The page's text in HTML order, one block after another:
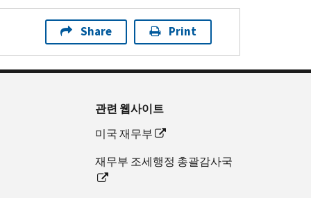
Share Print
관련 웹사이트
미국 재무부
재무부 조세행정 총괄감사국